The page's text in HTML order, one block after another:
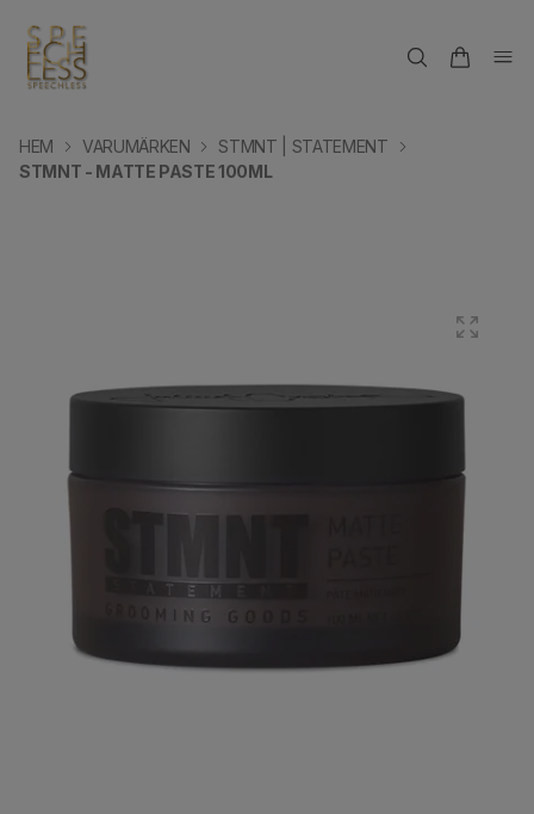
HEM VARUMÄRKEN
STMNT | STATEMENT
STMNT - MATTE PASTE 100ML